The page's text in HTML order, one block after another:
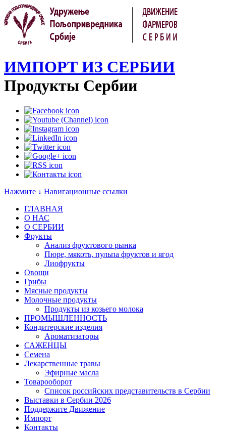
ИМПОРТ ИЗ СЕРБИИ
Продукты Сербии
Нажмите ↓ Навигационные ссылки
ГЛАВНАЯ
О НАС
O СЕРБИИ
Фрукты
Анализ фруктового рынка
Пюре, мякоть, пульпа фруктов и ягод
Лиофрукты
Овощи
Грибы
Мясные продукты
Молочные продукты
Продукты из козьего молока
ПРОМЫШЛЕННОСТЬ
Кондитерские изделия
Ароматизаторы
САЖЕНЦЫ
Семена
Лекарственные травы
Эфирные масла
Товарооборот
Список российских представительств в Сербии
Выставки в Сербии 2026
Поддержите Движение
Импорт
Контакты